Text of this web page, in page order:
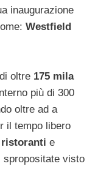
inaugurazione
Westfield
oltre 175 mila
più di 300
oltre ad a
il tempo libero
e
spropositate visto